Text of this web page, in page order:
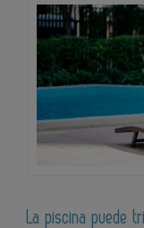
La piscina puede